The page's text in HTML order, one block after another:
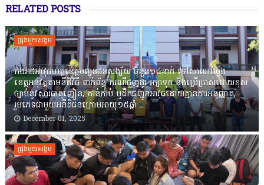
RELATED POSTS
ជ្រុងមួយសង្គម
កងរាជឣាវុធហត្ថខេត្តបញ្ជូនជនសង្ស័យ ចំនួន១៤នាក់ ទៅសាលាដំបូង
ខេត្តឣនុវត្តតាមនីតិវិធី ពាក់ព័ន្ធ ករណីជួញដូរ រក្សាទុក និងប្រើប្រាស់ដោយខុស
ច្បាប់នូវសារធាតុញៀន, កាន់កាប់ ឬដឹកជញ្ជូនអាវុធដោយគ្មានការអនុញ្ញាត,
រួមភេទជាមួយអនីតិជនក្រោមអាយុ១៥ឆ្នាំ ...
December 01, 2025
ជ្រុងមួយសង្គម